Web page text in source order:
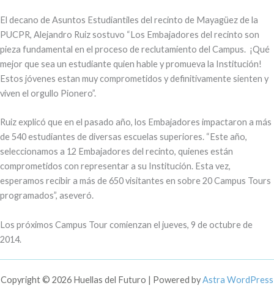
El decano de Asuntos Estudiantiles del recinto de Mayagüez de la
PUCPR, Alejandro Ruiz sostuvo “Los Embajadores del recinto son
pieza fundamental en el proceso de reclutamiento del Campus. ¡Qué
mejor que sea un estudiante quien hable y promueva la Institución!
Estos jóvenes estan muy comprometidos y definitivamente sienten y
viven el orgullo Pionero”.
Ruiz explicó que en el pasado año, los Embajadores impactaron a más
de 540 estudiantes de diversas escuelas superiores. “Este año,
seleccionamos a 12 Embajadores del recinto, quienes están
comprometidos con representar a su Institución. Esta vez,
esperamos recibir a más de 650 visitantes en sobre 20 Campus Tours
programados”, aseveró.
Los próximos Campus Tour comienzan el jueves, 9 de octubre de
2014.
Copyright © 2026 Huellas del Futuro | Powered byAstra WordPress